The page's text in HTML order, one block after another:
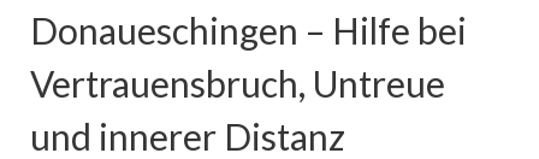
Donaueschingen – Hilfe bei
Vertrauensbruch, Untreue
und innerer Distanz